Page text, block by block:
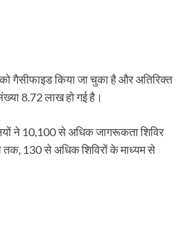
गैसीफाइड किया जा चुका है और अतिरिक्त
8.72 लाख हो गई है।
ने 10,100 से अधिक जागरूकता शिविर
130 से अधिक शिविरों के माध्यम से